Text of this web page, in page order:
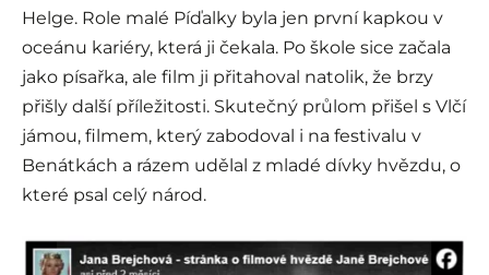
Helge. Role malé Píďalky byla jen první kapkou v
oceánu kariéry, která ji čekala. Po škole sice začala
jako písařka, ale film ji přitahoval natolik, že brzy
přišly další příležitosti. Skutečný průlom přišel s Vlčí
jámou, filmem, který zabodoval i na festivalu v
Benátkách a rázem udělal z mladé dívky hvězdu, o
které psal celý národ.